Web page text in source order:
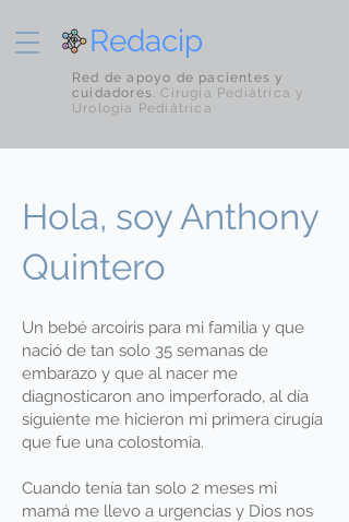
Redacip
Red de apoyo de pacientes y
cuidadores.Cirugía Pediátrica y
Urología Pediátrica
Hola, soy Anthony
Quintero
Un bebé arcoiris para mi familia y que
nació de tan solo 35 semanas de
embarazo y que al nacer me
diagnosticaron ano imperforado, al día
siguiente me hicieron mi primera cirugía
que fue una colostomia.
Cuando tenía tan solo 2 meses mi
mamá me llevo a urgencias y Dios nos